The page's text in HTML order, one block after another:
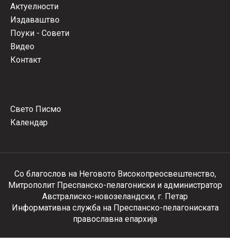
Актуелности
Издаваштво
Поуки - Совети
Видео
Контакт
Свето Писмо
Календар
Со благослов на Неговото Високопреосвештенство,
Митрополит Преспанско-пелагониски и администратор
Австралиско-новозеландски, г. Петар
Информативна служба на Преспанско-пелагониската
православна епархија